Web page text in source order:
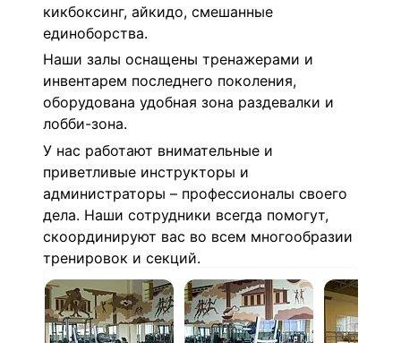
кикбоксинг, айкидо, смешанные
единоборства.
Наши залы оснащены тренажерами и
инвентарем последнего поколения,
оборудована удобная зона раздевалки и
лобби-зона.
У нас работают внимательные и
приветливые инструкторы и
администраторы – профессионалы своего
дела. Наши сотрудники всегда помогут,
скоординируют вас во всем многообразии
тренировок и секций.